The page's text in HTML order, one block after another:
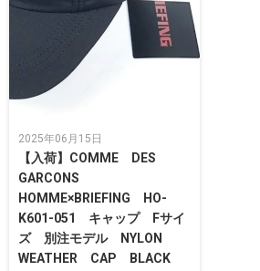
2025年06月15日
【入荷】COMME DES
GARCONS
HOMME×BRIEFING HO-
K601-051 キャップ Fサイ
ズ 別注モデル NYLON
WEATHER CAP BLACK